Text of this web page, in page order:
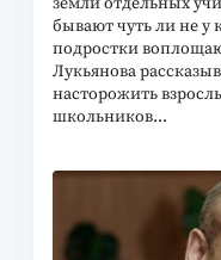
бывают чуть ли не у
подростки
Лукьянова
насторожить
школьников...